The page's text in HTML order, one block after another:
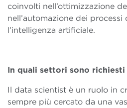
coinvolti nell’ottimizzazione
nell’automazione dei
l’intelligenza artificiale.
In quali settori sono richiesti
Il data scientist è un ruolo in
sempre più cercato da una